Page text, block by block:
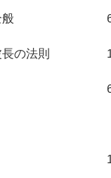
の法則